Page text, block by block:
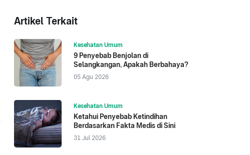
Artikel Terkait
Kesehatan Umum
9 Penyebab Benjolan di
Selangkangan, Apakah Berbahaya?
05 Agu 2026
Kesehatan Umum
Ketahui Penyebab Ketindihan
Berdasarkan Fakta Medis di Sini
31 Jul 2026